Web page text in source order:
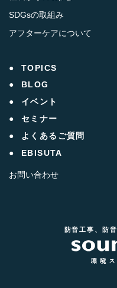
SDGsの取組み
アフターケアについて
TOPICS
BLOG
イベント
セミナー
よくあるご質問
EBISUTA
お問い合わせ
防音工事、防